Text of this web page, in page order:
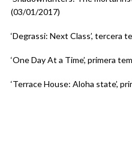
(03/01/2017)
‘Degrassi: Next Class’, tercera
‘One Day At a Time’, primera
‘Terrace House: Aloha state’,